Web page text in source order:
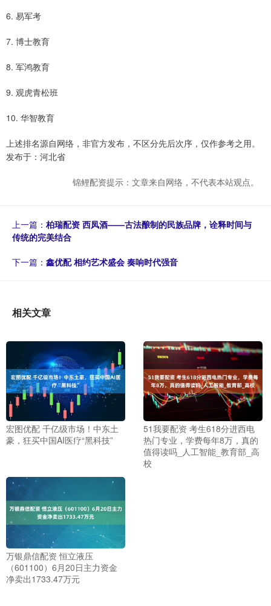
6. 易军考
7. 博士教育
8. 军鸿教育
9. 观虎青松班
10. 华智教育
上述排名源自网络，非官方发布，不区分先后次序，仅作参考之用。
发布于：河北省
锦鲤配资提示：文章来自网络，不代表本站观点。
上一篇： 柏瑞配资 西凤酒——古法酿制的民族品牌，诠释时间与
传统的完美结合
下一篇： 鑫优配 相约艺术盛会 奏响时代强音
相关文章
宏图优配 千亿级市场！中东土
豪，狂买中国AI医疗“黑科技”
51我要配资 考生618分进西电
热门专业，学费每年8万，真的
值得读吗_人工智能_教育部_高
校
万银鼎信配资 恒立液压
（601100）6月20日主力资金
净卖出1733.47万元